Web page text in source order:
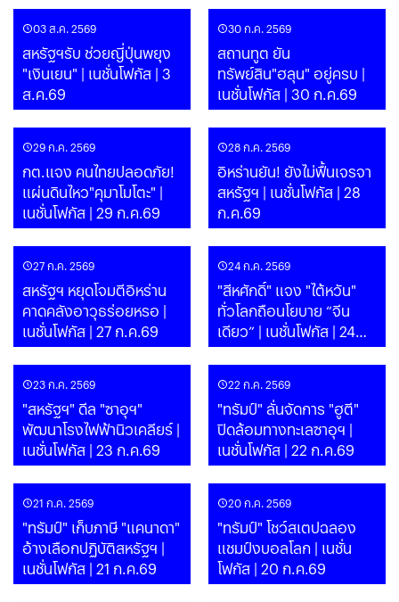
03 ส.ค. 2569
สหรัฐฯรับ ช่วยญี่ปุ่นพยุง
"เงินเยน" | เนชั่นโฟกัส | 3
ส.ค.69
30 ก.ค. 2569
สถานทูต ยัน
ทรัพย์สิน"ฮลุน" อยู่ครบ |
เนชั่นโฟกัส | 30 ก.ค.69
29 ก.ค. 2569
กต.แจง คนไทยปลอดภัย!
แผ่นดินไหว"คุมาโมโตะ" |
เนชั่นโฟกัส | 29 ก.ค.69
28 ก.ค. 2569
อิหร่านยัน! ยังไม่ฟื้นเจรจา
สหรัฐฯ | เนชั่นโฟกัส | 28
ก.ค.69
27 ก.ค. 2569
สหรัฐฯ หยุดโจมตีอิหร่าน
คาดคลังอาวุธร่อยหรอ |
เนชั่นโฟกัส | 27 ก.ค.69
24 ก.ค. 2569
"สีหศักดิ์" แจง "ไต้หวัน"
ทั่วโลกถือนโยบาย “จีน
เดียว” | เนชั่นโฟกัส | 24
ก.ค.69
23 ก.ค. 2569
"สหรัฐฯ" ดีล "ซาอุฯ"
พัฒนาโรงไฟฟ้านิวเคลียร์ |
เนชั่นโฟกัส | 23 ก.ค.69
22 ก.ค. 2569
"ทรัมป์" ลั่นจัดการ "ฮูตี"
ปิดล้อมทางทะเลซาอุฯ |
เนชั่นโฟกัส | 22 ก.ค.69
21 ก.ค. 2569
"ทรัมป์" เก็บภาษี "แคนาดา"
อ้างเลือกปฏิบัติสหรัฐฯ |
เนชั่นโฟกัส | 21 ก.ค.69
20 ก.ค. 2569
"ทรัมป์" โชว์สเตปฉลอง
แชมป์งบอลโลก | เนชั่น
โฟกัส | 20 ก.ค.69